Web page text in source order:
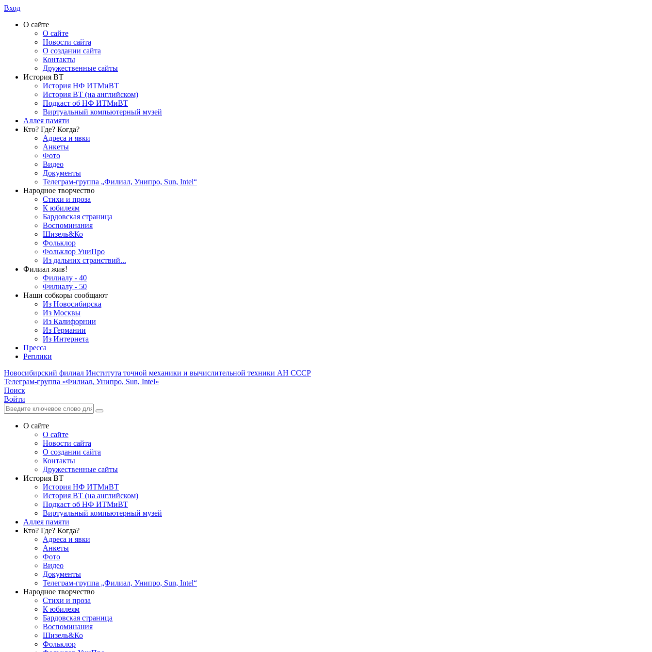
Вход
О сайте
О сайте
Новости сайта
О создании сайта
Контакты
Дружественные сайты
История ВТ
История НФ ИТМиВТ
История ВТ (на английском)
Подкаст об НФ ИТМиВТ
Виртуальный компьютерный музей
Аллея памяти
Кто? Где? Когда?
Адреса и явки
Анкеты
Фото
Видео
Документы
Телеграм-группа „Филиал, Унипро, Sun, Intel“
Народное творчество
Стихи и проза
К юбилеям
Бардовская страница
Воспоминания
Шизель&Ко
Фольклор
Фольклор УниПро
Из дальних странствий...
Филиал жив!
Филиалу - 40
Филиалу - 50
Наши собкоры сообщают
Из Новосибирска
Из Москвы
Из Калифорнии
Из Германии
Из Интернета
Пресса
Реплики
Новосибирский филиал Института точной механики и вычислительной техники АН СССР
Телеграм-группа «Филиал, Унипро, Sun, Intel»
Поиск
Войти
О сайте
О сайте
Новости сайта
О создании сайта
Контакты
Дружественные сайты
История ВТ
История НФ ИТМиВТ
История ВТ (на английском)
Подкаст об НФ ИТМиВТ
Виртуальный компьютерный музей
Аллея памяти
Кто? Где? Когда?
Адреса и явки
Анкеты
Фото
Видео
Документы
Телеграм-группа „Филиал, Унипро, Sun, Intel“
Народное творчество
Стихи и проза
К юбилеям
Бардовская страница
Воспоминания
Шизель&Ко
Фольклор